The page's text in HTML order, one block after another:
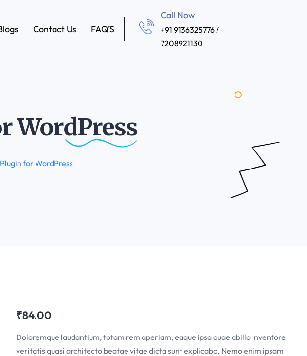
& Container
Contact Us FAQ’S
Call Now
+91 9136325776 /
7208921130
WordPress
for WordPress
₹84.00
Doloremque laudantium, totam rem aperiam, eaque ipsa quae abillo inventore
veritatis quasi architecto beatae vitae dicta sunt explicabo. Nemo enim ipsam